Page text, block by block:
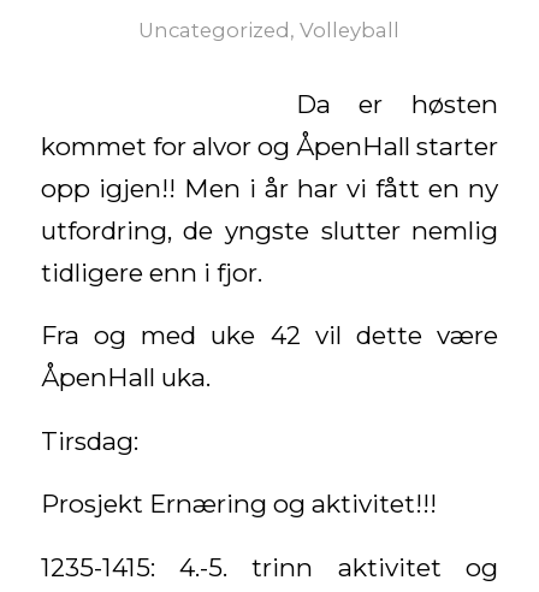
Uncategorized ,Volleyball
Da er høsten
kommet for alvor og ÅpenHall starter
opp igjen!! Men i år har vi fått en ny
utfordring, de yngste slutter nemlig
tidligere enn i fjor.
Fra og med uke 42 vil dette være
ÅpenHall uka.
Tirsdag:
Prosjekt Ernæring og aktivitet!!!
1235-1415: 4.-5. trinn aktivitet og